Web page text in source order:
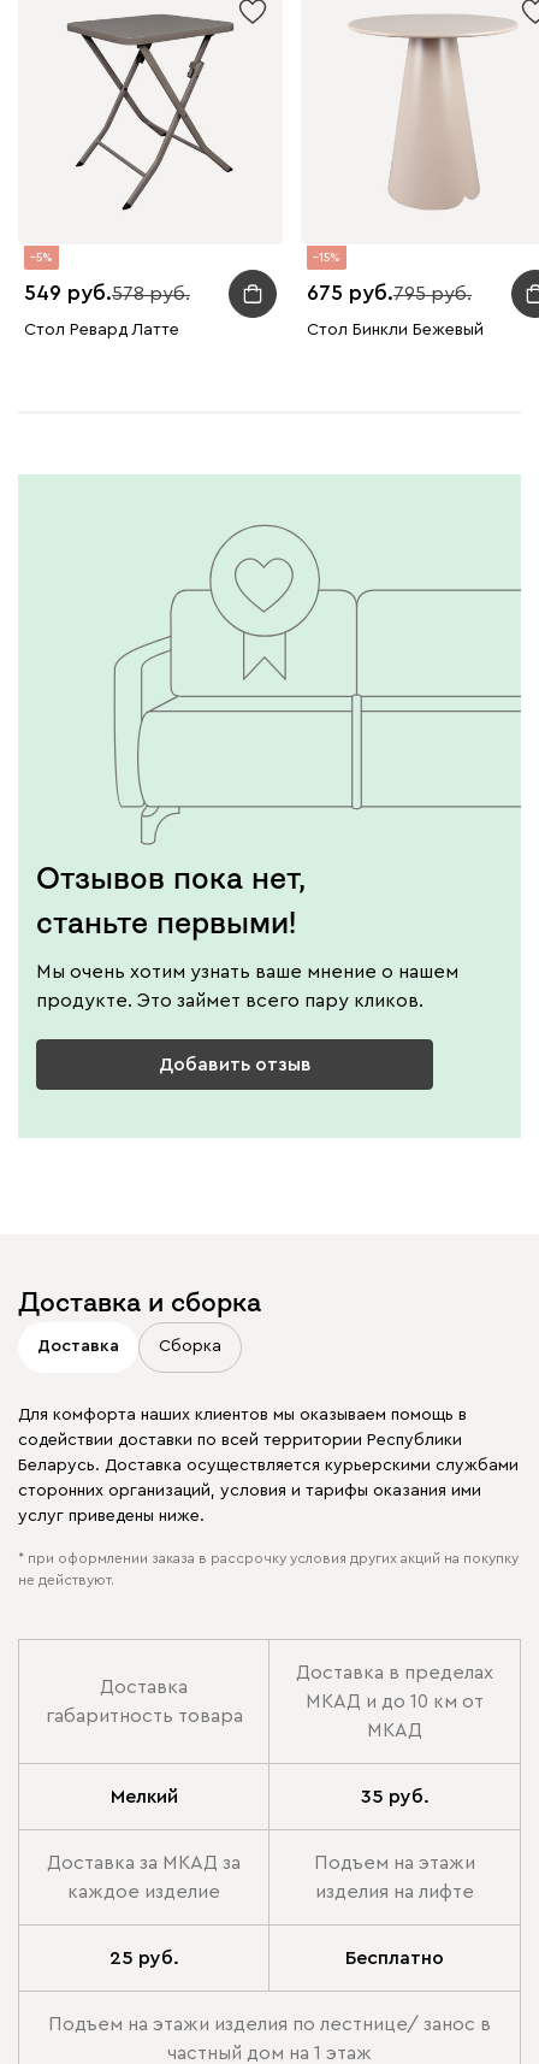
5
549 578
Стол Ревард Латте
15
675 795
Стол Бинкли Бежевый
Отзывов пока нет,
станьте первыми!
Мы очень хотим узнать ваше мнение о нашем
продукте. Это займет всего пару кликов.
Добавить отзыв
Доставка и сборка
Доставка Сборка
Для комфорта наших клиентов мы оказываем помощь в
содействии доставки по всей территории Республики
Беларусь. Доставка осуществляется курьерскими службами
сторонних организаций, условия и тарифы оказания ими
услуг приведены ниже.
* при оформлении заказа в рассрочку условия других акций на покупку
не действуют.
Доставка
габаритность товара
Доставка в пределах
МКАД и до 10 км от
МКАД
Мелкий 35 руб.
Доставка за МКАД за
каждое изделие
Подъем на этажи
изделия на лифте
25 руб. Бесплатно
Подъем на этажи изделия по лестнице/ занос в
частный дом на 1 этаж